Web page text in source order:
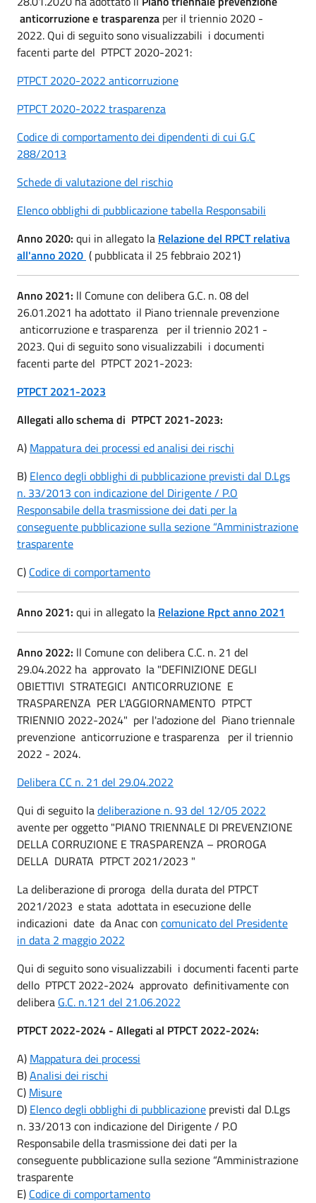
anticorruzione e trasparenza per il triennio 2020 -
2022. Qui di seguito sono visualizzabili i documenti
facenti parte del PTPCT 2020-2021:
PTPCT 2020-2022 anticorruzione
PTPCT 2020-2022 trasparenza
Codice di comportamento dei dipendenti di cui G.C
288/2013
Schede di valutazione del rischio
Elenco obblighi di pubblicazione tabella Responsabili
Anno 2020: qui in allegato la Relazione del RPCT relativa
all'anno 2020 ( pubblicata il 25 febbraio 2021)
Anno 2021: ll Comune con delibera G.C. n. 08 del
26.01.2021 ha adottato il Piano triennale prevenzione
anticorruzione e trasparenza per il triennio 2021 -
2023. Qui di seguito sono visualizzabili i documenti
facenti parte del PTPCT 2021-2023:
PTPCT 2021-2023
Allegati allo schema di PTPCT 2021-2023:
A) Mappatura dei processi ed analisi dei rischi
B) Elenco degli obblighi di pubblicazione previsti dal D.Lgs
n. 33/2013 con indicazione del Dirigente / P.O
Responsabile della trasmissione dei dati per la
conseguente pubblicazione sulla sezione “Amministrazione
trasparente
C) Codice di comportamento
Anno 2021: qui in allegato la Relazione Rpct anno 2021
Anno 2022: ll Comune con delibera C.C. n. 21 del
29.04.2022 ha approvato la "DEFINIZIONE DEGLI
OBIETTIVI STRATEGICI ANTICORRUZIONE E
TRASPARENZA PER L'AGGIORNAMENTO PTPCT
TRIENNIO 2022-2024" per l'adozione del Piano triennale
prevenzione anticorruzione e trasparenza per il triennio
2022 - 2024.
Delibera CC n. 21 del 29.04.2022
Qui di seguito ladeliberazione n. 93 del 12/05 2022
avente per oggetto "PIANO TRIENNALE DI PREVENZIONE
DELLA CORRUZIONE E TRASPARENZA – PROROGA
DELLA DURATA PTPCT 2021/2023 "
La deliberazione di proroga della durata del PTPCT
2021/2023 e stata adottata in esecuzione delle
indicazioni date da Anac con comunicato del Presidente
in data 2 maggio 2022
Qui di seguito sono visualizzabili i documenti facenti parte
dello PTPCT 2022-2024 approvato definitivamente con
delibera G.C. n.121 del 21.06.2022
PTPCT 2022-2024 - Allegati al PTPCT 2022-2024:
A) Mappatura dei processi
B)Analisi dei rischi
C) Misure
D) Elenco degli obblighi di pubblicazione previsti dal D.Lgs
n. 33/2013 con indicazione del Dirigente / P.O
Responsabile della trasmissione dei dati per la
conseguente pubblicazione sulla sezione “Amministrazione
trasparente
E) Codice di comportamento